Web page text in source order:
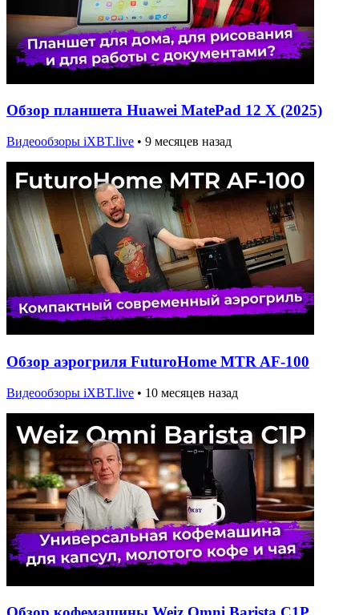
Обзор планшета Huawei MatePad 12 X (2025)
Видеообзоры iXBT.live • 9 месяцев назад
Обзор аэрогриля FuturoHome MTR AF-100
Видеообзоры iXBT.live • 10 месяцев назад